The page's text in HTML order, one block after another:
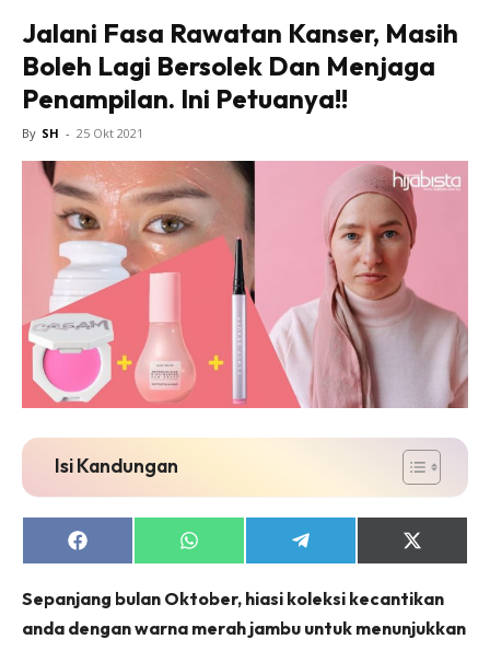
Jalani Fasa Rawatan Kanser, Masih
Boleh Lagi Bersolek Dan Menjaga
Penampilan. Ini Petuanya!!
By SH - 25 Okt 2021
Isi Kandungan
Share
on
Share
on
Share
on
Share
on
(Twitter)
Sepanjang bulan Oktober, hiasi koleksi kecantikan
anda dengan warna merah jambu untuk menunjukkan